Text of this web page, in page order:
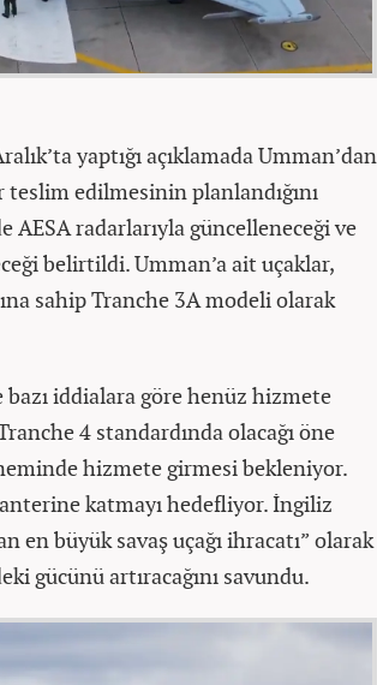
yaptığı açıklamada Umman’dan
teslim edilmesinin planlandığını
AESA radarlarıyla güncelleneceği ve
belirtildi. Umman’a ait uçaklar,
sahip Tranche 3A modeli olarak
bazı iddialara göre henüz hizmete
4 standardında olacağı öne
hizmete girmesi bekleniyor.
katmayı hedefliyor. İngiliz
en büyük savaş uçağı ihracatı” olarak
gücünü artıracağını savundu.